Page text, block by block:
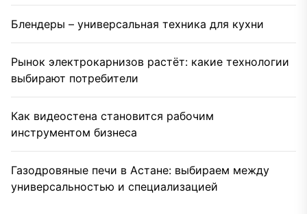
Блендеры – универсальная техника для кухни
Рынок электрокарнизов растёт: какие технологии
выбирают потребители
Как видеостена становится рабочим
инструментом бизнеса
Газодровяные печи в Астане: выбираем между
универсальностью и специализацией